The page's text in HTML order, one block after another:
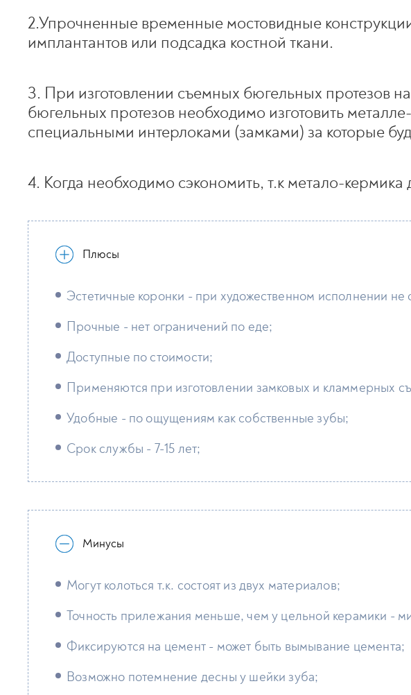
2.Упрочненные временные мостовидные
имплантантов или подсадка костной ткани.
3. При изготовлении съемных бюгельных протезов
бюгельных протезов необходимо изготовить
специальными интерлоками (замками) за которые
4. Когда необходимо сэкономить, т.к метало-
Плюсы
Эстетичные коронки - при художественном исполнении не
Прочные - нет ограничений по еде;
Доступные по стоимости;
Применяются при изготовлении замковых и кламмерных
Удобные - по ощущениям как собственные зубы;
Срок службы - 7-15 лет;
Минусы
Могут колоться т.к. состоят из двух материалов;
Точность прилежания меньше, чем у цельной керамики -
Фиксируются на цемент - может быть вымывание цемента;
Возможно потемнение десны у шейки зуба;